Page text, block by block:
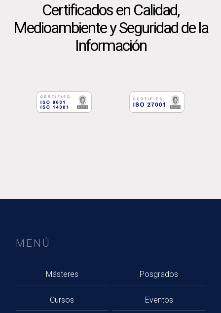
Certificados en Calidad,
Medioambiente y Seguridad de la
Información
MENÚ
Másteres Posgrados
Cursos Eventos